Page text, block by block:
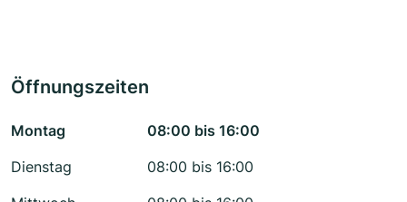
Öffnungszeiten
Montag
08:00 bis 16:00
Dienstag
08:00 bis 16:00